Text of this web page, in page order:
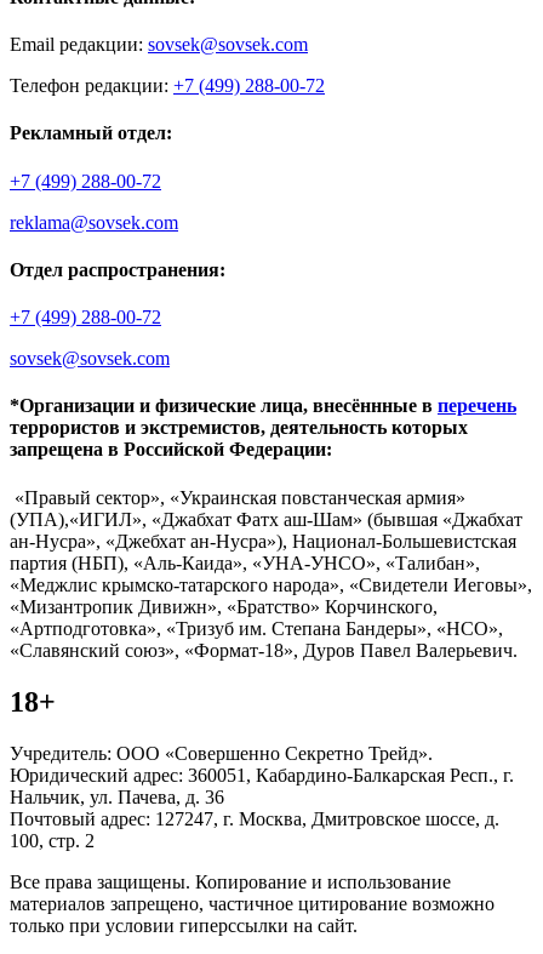
Email редакции: sovsek@sovsek.com
Телефон редакции: +7 (499) 288-00-72
Рекламный отдел:
+7 (499) 288-00-72
reklama@sovsek.com
Отдел распространения:
+7 (499) 288-00-72
sovsek@sovsek.com
*Организации и физические лица, внесённные в перечень
террористов и экстремистов, деятельность которых
запрещена в Российской Федерации:
«Правый сектор», «Украинская повстанческая армия»
(УПА),«ИГИЛ», «Джабхат Фатх аш-Шам» (бывшая «Джабхат
ан-Нусра», «Джебхат ан-Нусра»), Национал-Большевистская
партия (НБП), «Аль-Каида», «УНА-УНСО», «Талибан»,
«Меджлис крымско-татарского народа», «Свидетели Иеговы»,
«Мизантропик Дивижн», «Братство» Корчинского,
«Артподготовка», «Тризуб им. Степана Бандеры», «НСО»,
«Славянский союз», «Формат-18», Дуров Павел Валерьевич.
18+
Учредитель: ООО «Совершенно Секретно Трейд».
Юридический адрес: 360051, Кабардино-Балкарская Респ., г.
Нальчик, ул. Пачева, д. 36
Почтовый адрес: 127247, г. Москва, Дмитровское шоссе, д.
100, стр. 2
Все права защищены. Копирование и использование
материалов запрещено, частичное цитирование возможно
только при условии гиперссылки на сайт.